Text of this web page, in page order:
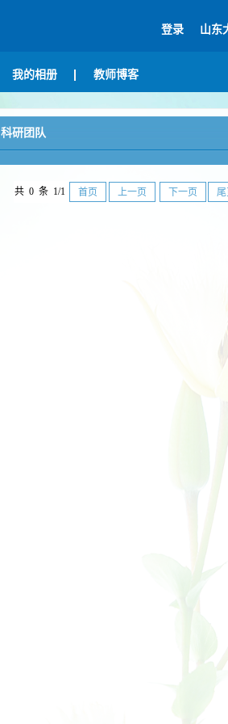
登录 山东
我的相册 教师博客
科研团队
共 0 条 1/1 首页 上一页 下一页 尾